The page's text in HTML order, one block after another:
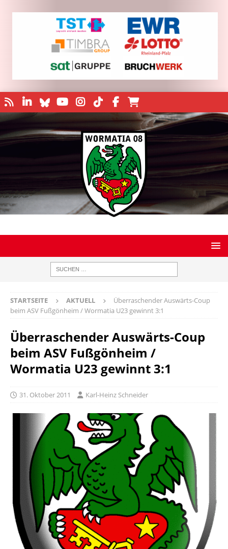
STARTSEITE AKTUELL
Überraschender Auswärts-Coup
beim ASV Fußgönheim / Wormatia U23 gewinnt 3:1
Überraschender Auswärts-Coup
beim ASV Fußgönheim /
Wormatia U23 gewinnt 3:1
31. Oktober 2011 Karl-Heinz Schneider